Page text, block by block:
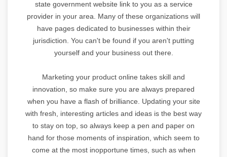
state government website link to you as a service
provider in your area. Many of these organizations will
have pages dedicated to businesses within their
jurisdiction. You can't be found if you aren't putting
yourself and your business out there.
Marketing your product online takes skill and
innovation, so make sure you are always prepared
when you have a flash of brilliance. Updating your site
with fresh, interesting articles and ideas is the best way
to stay on top, so always keep a pen and paper on
hand for those moments of inspiration, which seem to
come at the most inopportune times, such as when